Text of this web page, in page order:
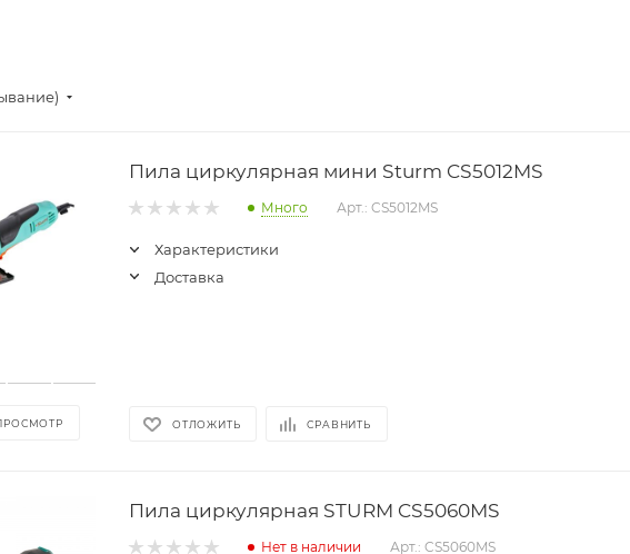
Пила циркулярная мини Sturm CS5012MS
Много Арт.: CS5012MS
Характеристики
Доставка
ОТЛОЖИТЬ СРАВНИТЬ
Пила циркулярная STURM CS5060MS
Нет в наличии Арт.: CS5060MS